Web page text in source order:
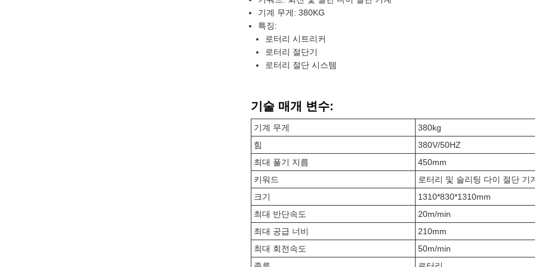
기계 무게: 380KG
특징:
로터리 시트리커
로터리 절단기
로터리 절단 시스템
기술 매개 변수:
기계 무게
380kg
힘
380V/50HZ
최대 풀기 지름
450mm
키워드
로터리 및 슬리팅 다이 절단 기
크기
1310*830*1310mm
최대 반단속도
20m/min
최대 공급 너비
210mm
최대 회전속도
50m/min